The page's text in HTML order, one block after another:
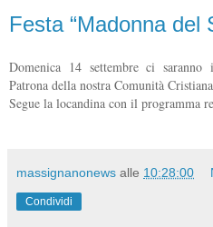
Festa “Madonna del
Domenica 14 settembre ci
Patrona della nostra Comunità
Segue la locandina con il programma
massignanonews alle 10:28:00
Condividi